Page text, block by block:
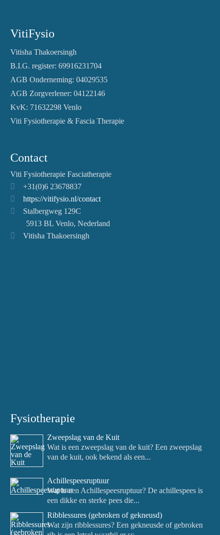
VitiFysio
Vitisha Thakoersingh
B.I.G. register: 69916231704
AGB Onderneming: 04029535
AGB Zorgverlener: 04122146
KvK: 71632298 Venlo
Viti Fysiotherapie & Fascia Therapie
Contact
Viti Fysiotherapie Fasciatherapie
+31(0)6 23678837
https://vitifysio.nl/contact
Stalbergweg 129C
5913 BL Venlo, Nederland
Vitisha Thakoersingh
Fysiotherapie
Zweepslag van de Kuit
Wat is een zweepslag van de kuit? Een zweepslag
van de kuit, ook bekend als een...
Achillespeesruptuur
Wat is een Achillespeesruptuur? De achillespees is
een dikke en sterke pees die...
Ribblessures (gebroken of gekneusd)
Wat zijn ribblessures? Een gekneusde of gebroken